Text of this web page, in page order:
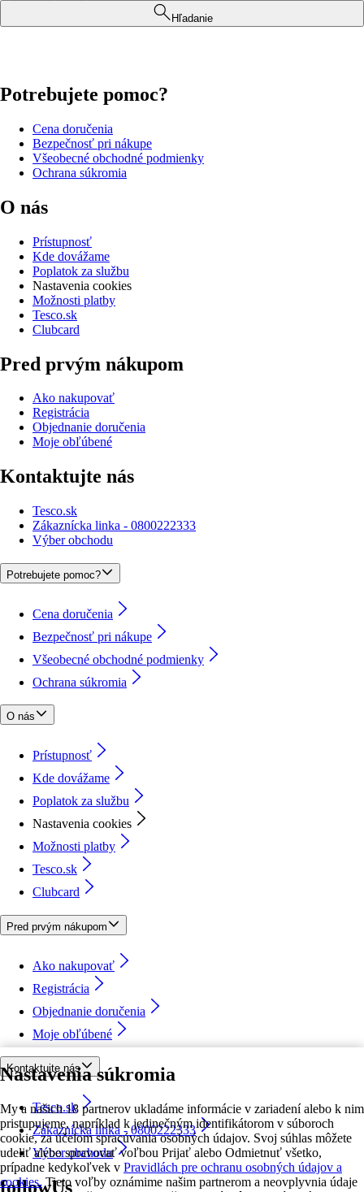
Nastavenia súkromia
My a našich 18 partnerov ukladáme informácie v zariadení alebo k nim
pristupujeme, napríklad k jedinečným identifikátorom v súboroch
cookie, za účelom spracúvania osobných údajov. Svoj súhlas môžete
udeliť alebo spravovať voľbou Prijať alebo Odmietnuť všetko,
prípadne kedykoľvek v Pravidlách pre ochranu osobných údajov a
cookies. Tieto voľby oznámime našim partnerom a neovplyvnia údaje
Hľadanie
Potrebujete pomoc?
Cena doručenia
Bezpečnosť pri nákupe
Všeobecné obchodné podmienky
Ochrana súkromia
O nás
Prístupnosť
Kde dovážame
Poplatok za službu
Nastavenia cookies
Možnosti platby
Tesco.sk
Clubcard
Pred prvým nákupom
Ako nakupovať
Registrácia
Objednanie doručenia
Moje obľúbené
Kontaktujte nás
Tesco.sk
Zákaznícka linka - 0800222333
Výber obchodu
Potrebujete pomoc?
Cena doručenia
Bezpečnosť pri nákupe
Všeobecné obchodné podmienky
Ochrana súkromia
O nás
Prístupnosť
Kde dovážame
Poplatok za službu
Nastavenia cookies
Možnosti platby
Tesco.sk
Clubcard
Pred prvým nákupom
Ako nakupovať
Registrácia
Objednanie doručenia
Moje obľúbené
Kontaktujte nás
Tesco.sk
Zákaznícka linka - 0800222333
Výber obchodu
followUs